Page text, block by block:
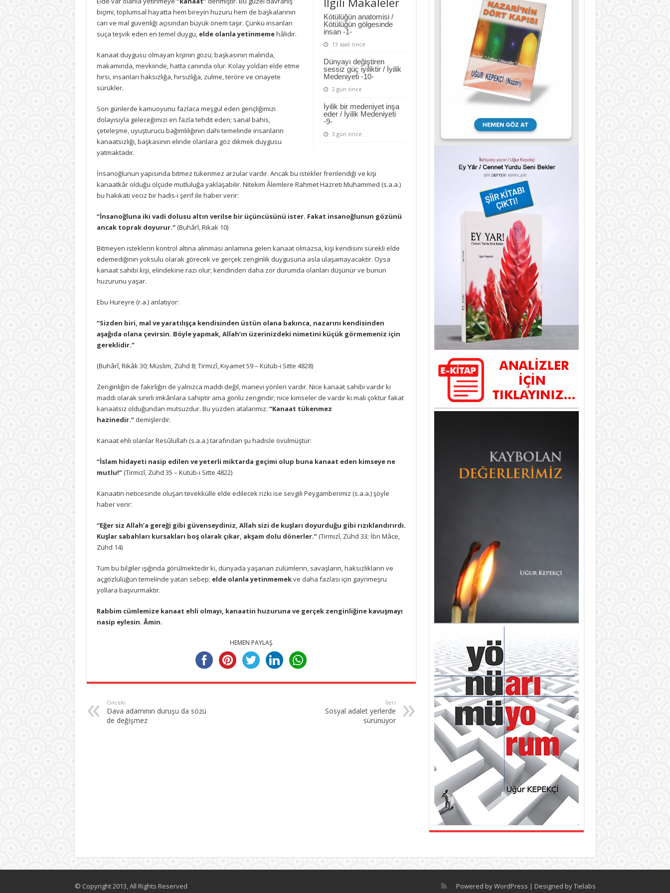
için
Kötülüğün anatomisi /
Kötülüğün gölgesinde
insan -1-
13 saat önce
Dünyayı değiştiren
sessiz güç iyiliktir / İyilik
Medeniyeti -10-
2 gün önce
İyilik bir medeniyet inşa
eder / İyilik Medeniyeti
-9-
3 gün önce
biçimi, toplumsal hayatta hem bireyin huzuru hem de başkalarının
can ve mal güvenliği açısından büyük önem taşır. Çünkü insanları
suça teşvik eden en temel duygu, elde olanla yetinmemehâlidir.
Kanaat duygusu olmayan kişinin gözü; başkasının malında,
makamında, mevkiinde, hatta canında olur. Kolay yoldan elde etme
hırsı, insanları haksızlığa, hırsızlığa, zulme, teröre ve cinayete
sürükler.
Son günlerde kamuoyunu fazlaca meşgul eden gençliğimizi
dolayısıyla geleceğimizi en fazla tehdit eden; sanal bahis,
çeteleşme, uyuşturucu bağımlılığının dahi temelinde insanların
kanaatsizliği, başkasının elinde olanlara göz dikmek duygusu
yatmaktadır.
İnsanoğlunun yapısında bitmez tükenmez arzular vardır. Ancak bu istekler frenlendiği ve kişi
kanaatkâr olduğu ölçüde mutluluğa yaklaşabilir. Nitekim Âlemlere Rahmet Hazreti Muhammed (s.a.a.)
bu hakikati veciz bir hadis-i şerif ile haber verir:
“İnsanoğluna iki vadi dolusu altın verilse bir üçüncüsünü ister. Fakat insanoğlunun gözünü
ancak toprak doyurur.”(Buhârî, Rikak 10)
Bitmeyen isteklerin kontrol altına alınması anlamına gelen kanaat olmazsa, kişi kendisini sürekli elde
edemediğinin yoksulu olarak görecek ve gerçek zenginlik duygusuna asla ulaşamayacaktır. Oysa
kanaat sahibi kişi, elindekine razı olur; kendinden daha zor durumda olanları düşünür ve bunun
huzurunu yaşar.
Ebu Hureyre (r.a.) anlatıyor:
“Sizden biri, mal ve yaratılışça kendisinden üstün olana bakınca, nazarını kendisinden
aşağıda olana çevirsin. Böyle yapmak, Allah’ın üzerinizdeki nimetini küçük görmemeniz için
gereklidir.”
(Buhârî, Rikâk 30; Müslim, Zühd 8; Tirmizî, Kıyamet 59 – Kütüb-i Sitte 4828)
Zenginliğin de fakirliğin de yalnızca maddi değil, manevi yönleri vardır. Nice kanaat sahibi vardır ki
maddi olarak sınırlı imkânlara sahiptir ama gönlü zengindir; nice kimseler de vardır ki malı çoktur fakat
kanaatsiz olduğundan mutsuzdur. Bu yüzden atalarımız: “Kanaat tükenmez
hazinedir.” demişlerdir.
Kanaat ehli olanlar Resûlullah (s.a.a.) tarafından şu hadisle övülmüştür:
“İslam hidayeti nasip edilen ve yeterli miktarda geçimi olup buna kanaat eden kimseye ne
mutlu!”(Tirmizî, Zühd 35 – Kütüb-i Sitte 4822)
Kanaatin neticesinde oluşan tevekkülle elde edilecek rızkı ise sevgili Peygamberimiz (s.a.a.) şöyle
haber verir:
“Eğer siz Allah’a gereği gibi güvenseydiniz, Allah sizi de kuşları doyurduğu gibi rızıklandırırdı.
Kuşlar sabahları kursakları boş olarak çıkar, akşam dolu dönerler.”(Tirmizî, Zühd 33; İbn Mâce,
Zühd 14)
Tüm bu bilgiler ışığında görülmektedir ki, dünyada yaşanan zulümlerin, savaşların, haksızlıkların ve
açgözlülüğün temelinde yatan sebep; elde olanla yetinmemekve daha fazlası için gayrimeşru
yollara başvurmaktır.
Rabbim cümlemize kanaat ehli olmayı, kanaatin huzuruna ve gerçek zenginliğine kavuşmayı
nasip eylesin. Âmin.
HEMEN PAYLAŞ
Önceki
Dava adamının duruşu da sözü
de değişmez
İleri
Sosyal adalet yerlerde
sürünüyor
Powered byWordPress | Designed byTielabs
© Copyright 2013, All Rights Reserved